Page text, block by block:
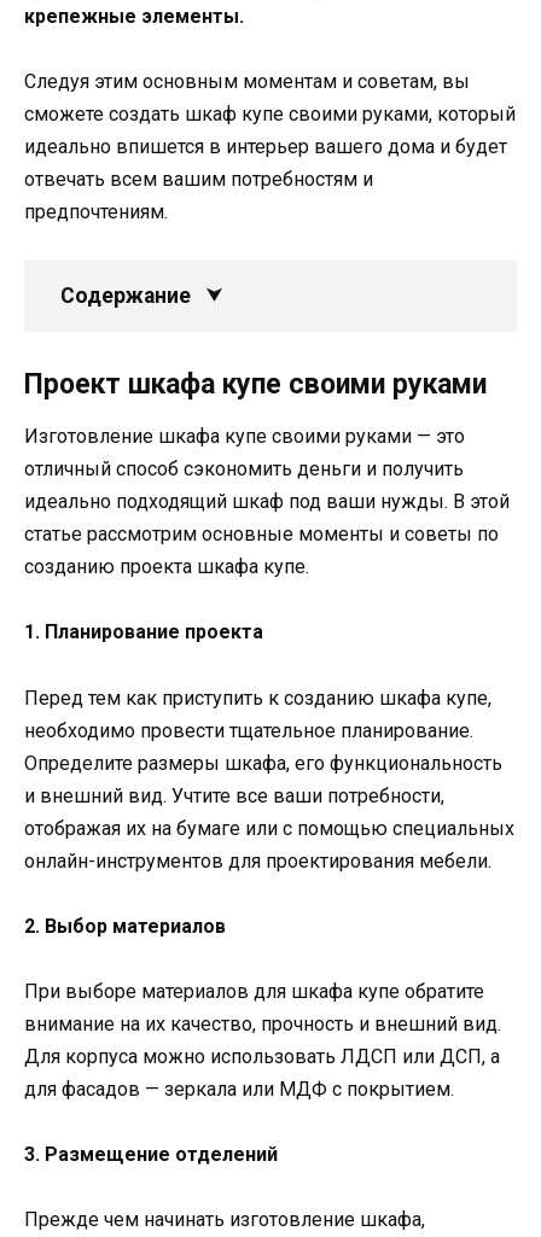
крепежные элементы.
Следуя этим основным моментам и советам, вы
сможете создать шкаф купе своими руками, который
идеально впишется в интерьер вашего дома и будет
отвечать всем вашим потребностям и
предпочтениям.
Содержание
Проект шкафа купе своими руками
Изготовление шкафа купе своими руками — это
отличный способ сэкономить деньги и получить
идеально подходящий шкаф под ваши нужды. В этой
статье рассмотрим основные моменты и советы по
созданию проекта шкафа купе.
1. Планирование проекта
Перед тем как приступить к созданию шкафа купе,
необходимо провести тщательное планирование.
Определите размеры шкафа, его функциональность
и внешний вид. Учтите все ваши потребности,
отображая их на бумаге или с помощью специальных
онлайн-инструментов для проектирования мебели.
2. Выбор материалов
При выборе материалов для шкафа купе обратите
внимание на их качество, прочность и внешний вид.
Для корпуса можно использовать ЛДСП или ДСП, а
для фасадов — зеркала или МДФ с покрытием.
3. Размещение отделений
Прежде чем начинать изготовление шкафа,